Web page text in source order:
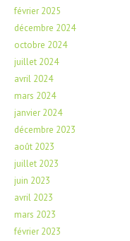
février 2025
décembre 2024
octobre 2024
juillet 2024
avril 2024
mars 2024
janvier 2024
décembre 2023
août 2023
juillet 2023
juin 2023
avril 2023
mars 2023
février 2023